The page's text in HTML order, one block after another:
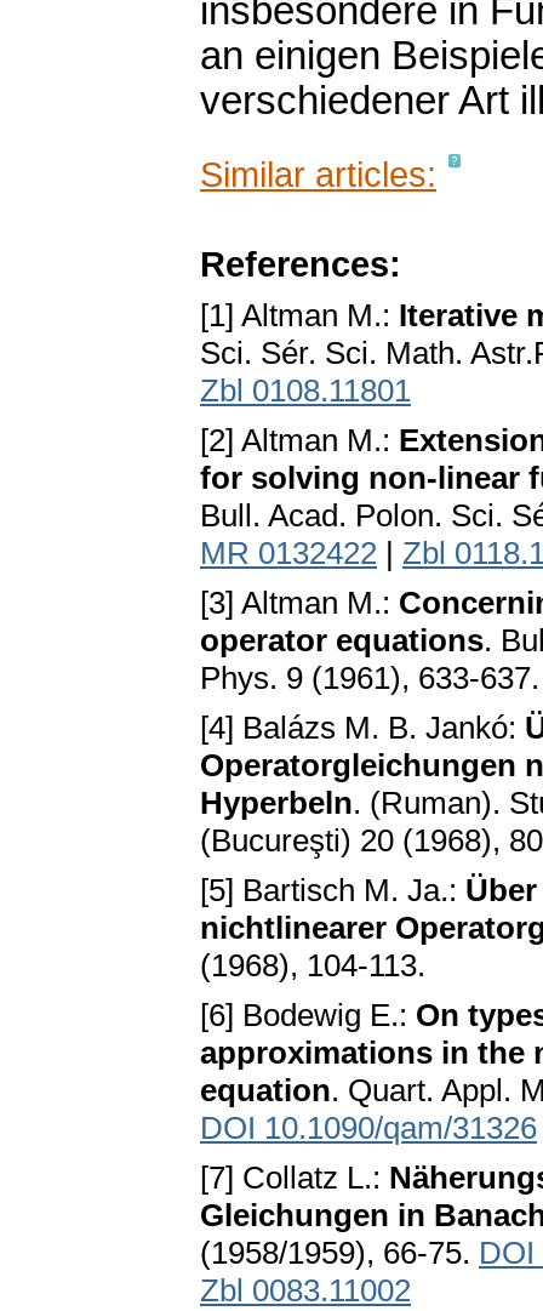
insbesondere in
an einigen
verschiedener Art
Similar articles:
References:
[1] Altman M.: Iterative
Sci. Sér. Sci. Math.
Zbl 0108.11801
[2] Altman M.:
for solving non-linear
Bull. Acad. Polon. Sci.
MR 0132422 | Zbl
[3] Altman M.:
operator equations.
Phys. 9 (1961), 633-
[4] Balázs M. B. Jankó:
Operatorgleichungen
Hyperbeln. (Ruman).
(Bucureşti) 20 (1968),
[5] Bartisch M. Ja.:
nichtlinearer
(1968), 104-113.
[6] Bodewig E.: On
approximations in the
equation. Quart. Appl.
DOI 10.1090/qam/31326
[7] Collatz L.:
Gleichungen in
(1958/1959), 66-75. DOI
Zbl 0083.11002